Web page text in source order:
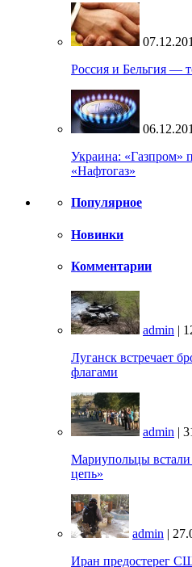
Россия и Бельгия —
Украина: «Газпром»
«Нафтогаз»
Популярное
Новинки
Комментарии
admin |
Луганск встречает
флагами
admin |
Мариупольцы
цепь»
admin |
Иран предостерег